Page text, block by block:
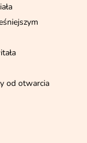
od otwarcia